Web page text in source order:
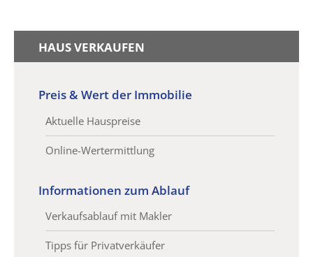
HAUS VERKAUFEN
Preis & Wert der Immobilie
Aktuelle Hauspreise
Online-Wertermittlung
Informationen zum Ablauf
Verkaufsablauf mit Makler
Tipps für Privatverkäufer